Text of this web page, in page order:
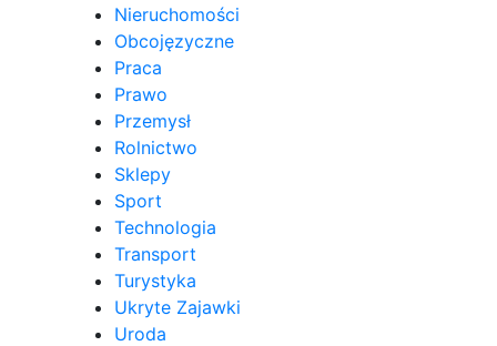
Nieruchomości
Obcojęzyczne
Praca
Prawo
Przemysł
Rolnictwo
Sklepy
Sport
Technologia
Transport
Turystyka
Ukryte Zajawki
Uroda